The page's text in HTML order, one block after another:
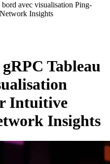
avec visualisation Ping-
Insights
Tableau
Intuitive
Insights